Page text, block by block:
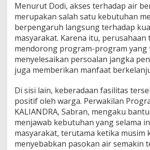
Menurut Dodi, akses terhadap air
merupakan salah satu kebutuhan
berpengaruh langsung terhadap
masyarakat. Karena itu, perusahaan
mendorong program-program yang
menyelesaikan persoalan jangka
juga memberikan manfaat
Di sisi lain, keberadaan fasilitas
positif oleh warga. Perwakilan
KALIANDRA, Sabran, mengaku
menjawab kebutuhan yang selama
masyarakat, terutama ketika musim
menyebabkan pasokan air semakin